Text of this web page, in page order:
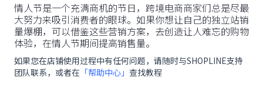
情人节是一个充满商机的节日，跨境电商商家们总是尽最
大努力来吸引消费者的眼球。如果你想让自己的独立站销
量爆棚，可以借鉴这些营销方案，去创造让人难忘的购物
体验，在情人节期间提高销售量。
如果您在店铺使用过程中有任何问题，请随时与SHOPLINE支持
团队联系，或者在 「帮助中心」 查找教程